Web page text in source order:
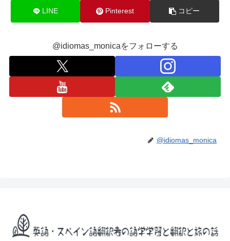
LINE Pinterest コピー
@idiomas_monicaをフォローする
@idiomas_monica